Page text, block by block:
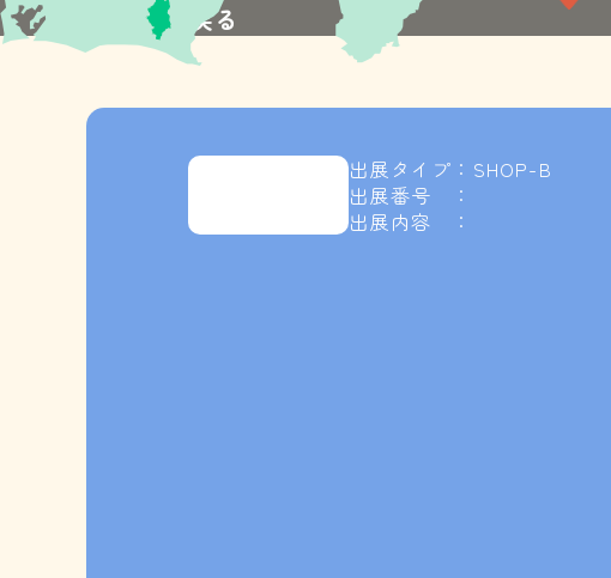
≪TOPに戻る
出展タイプ：SHOP-B
出展番号 ：
出展内容 ：